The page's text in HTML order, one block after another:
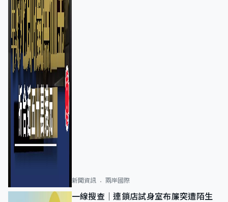
新聞資訊 兩岸國際
一線搜查｜連鎖店試身室布簾突遭陌生